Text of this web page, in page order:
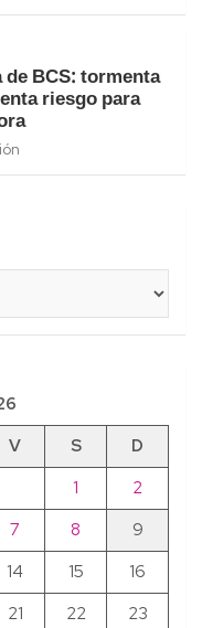
de BCS: tormenta
riesgo para
V S
D
1
2
7 8
9
14 15
16
21 22 23